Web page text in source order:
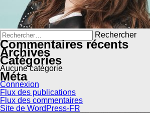
Rechercher :
Commentaires récents
Archives
Catégories
Aucune catégorie
Méta
Connexion
Flux des publications
Flux des commentaires
Site de WordPress-FR